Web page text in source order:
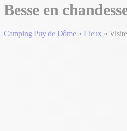
Besse en
Camping Puy de Dôme » Lieux »